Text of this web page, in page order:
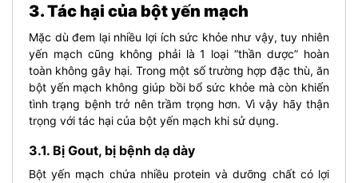
3. Tác hại của bột yến mạch
Mặc dù đem lại nhiều lợi ích sức khỏe như vậy, tuy nhiên
yến mạch cũng không phải là 1 loại “thần dược” hoàn
toàn không gây hại.Trong một số trường hợp đặc thù, ăn
bột yến mạch không giúp bồi bổ sức khỏe mà còn khiến
tình trạng bệnh trở nên trầm trọng hơn. Vì vậy hãy thận
trọng với tác hại của bột yến mạch khi sử dụng.
3.1. Bị Gout, bị bệnh dạ dày
Bột yến mạch chứa nhiều protein và dưỡng chất có lợi